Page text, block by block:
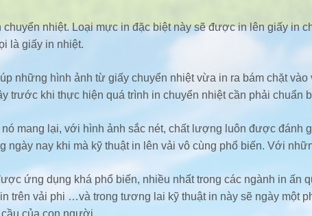
nhiệt. Loại mực in đặc biệt này sẽ được in lên giấy in
là giấy in nhiệt.
những hình ảnh từ giấy chuyển nhiệt vừa in ra bám chặt
trước khi thực hiện quá trình in chuyển nhiệt cần phải chuẩn
mang lại, với hình ảnh sắc nét, chất lượng luôn được đánh
nay khi mà kỹ thuật in lên vải vô cùng phổ biến. Với
ứng dụng khá phổ biến, nhiều nhất trong các ngành in ấn
trên vải phi …và trong tương lai kỹ thuật in này sẽ ngày một
cầu của con người.